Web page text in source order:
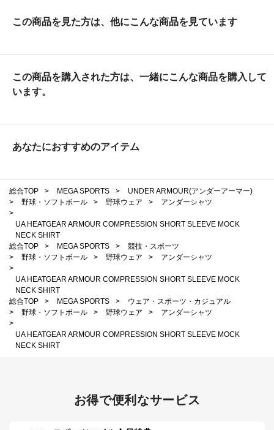
この商品を見た方は、他にこんな商品を見ています
この商品を購入された方は、一緒にこんな商品を購入して
います。
あなたにおすすめのアイテム
総合TOP > MEGA SPORTS >
UNDER ARMOUR(アンダーアーマー)
>
野球・ソフトボール > 野球ウェア >
アンダーシャツ
>
UA HEATGEAR ARMOUR COMPRESSION SHORT SLEEVE MOCK
NECK SHIRT
総合TOP
> MEGA SPORTS >
競技・スポーツ
>
野球・ソフトボール > 野球ウェア >
アンダーシャツ
>
UA HEATGEAR ARMOUR COMPRESSION SHORT SLEEVE MOCK
NECK SHIRT
総合TOP
> MEGA SPORTS >
ウェア・スポーツ・カジュアル
>
野球・ソフトボール > 野球ウェア >
アンダーシャツ
>
UA HEATGEAR ARMOUR COMPRESSION SHORT SLEEVE MOCK
NECK SHIRT
お得で便利なサービス